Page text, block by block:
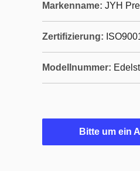
Markenname: JYH
Zertifizierung:
Modellnummer:
Bitte um ein